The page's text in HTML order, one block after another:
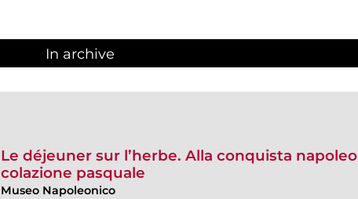
In archive
Le déjeuner sur l’herbe. Alla conquista
colazione pasquale
Museo Napoleonico